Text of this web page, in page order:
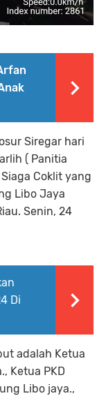
Siregar hari
( Panitia
Coklit yang
Libo Jaya
Senin, 24
Di
adalah Ketua
Ketua PKD
Libo jaya.,